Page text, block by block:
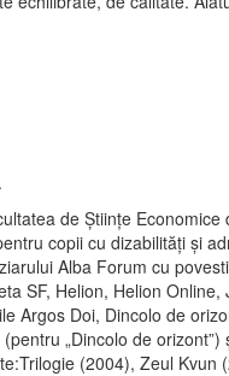
de Ştiinţe Economice
copii cu dizabilităţi şi
Alba Forum cu
SF, Helion, Helion
Argos Doi, Dincolo de
„Dincolo de
(2004), Zeul